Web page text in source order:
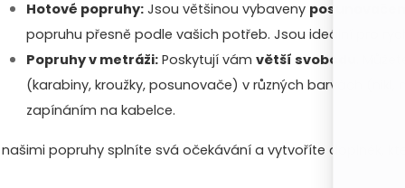
Hotové popruhy: Jsou většinou vybaveny posunovačem
popruhu přesně podle vašich potřeb. Jsou ideální pro
Popruhy v metráži: Poskytují vám větší svobodu
(karabiny, kroužky, posunovače) v různých barvách (nikl,
zapínáním na kabelce.
našimi popruhy splníte svá očekávání a vytvoříte doplněk,